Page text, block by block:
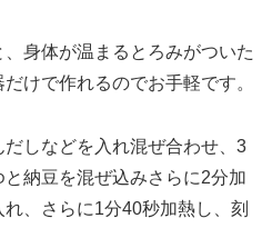
身体が温まるとろみがついた
けで作れるのでお手軽です。
しなどを入れ混ぜ合わせ、3
納豆を混ぜ込みさらに2分加
、さらに1分40秒加熱し、刻